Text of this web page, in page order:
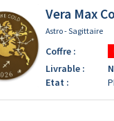
Vera Max
Astro - Sagittaire
Coffre :
Livrable :
Etat :